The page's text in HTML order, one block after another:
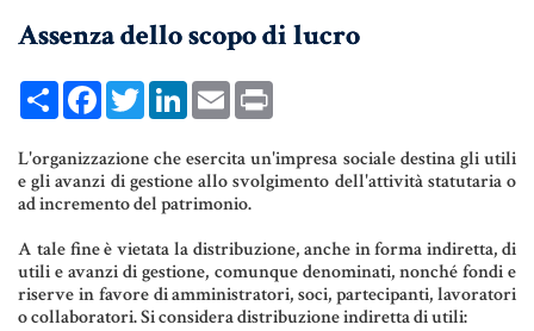
UNIONI CIVILI & CONVIVENZE
EREDITÀ & TESTAMENTO
TESTAMENTO DI VITA
Donazioni, Trust, Tutela del
Patrimonio
Assenza dello scopo di lucro
ShareFacebookTwitterLinkedInEmail
L'organizzazione che esercita un'impresa sociale destina gli utili
e gli avanzi di gestione allo svolgimento dell'attività statutaria o
ad incremento del patrimonio.
A tale fine è vietata la distribuzione, anche in forma indiretta, di
utili e avanzi di gestione, comunque denominati, nonché fondi e
riserve in favore di amministratori, soci, partecipanti, lavoratori
o collaboratori. Si considera distribuzione indiretta di utili: